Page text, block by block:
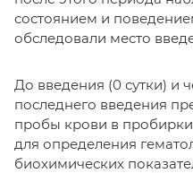
состоянием и
обследовали место
До введения (0 сутки) и
последнего введения
пробы крови в пробирки
для определения
биохимических